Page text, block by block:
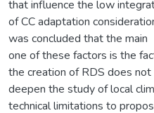
that influence the low
of CC adaptation
was concluded that the main
one of these factors is the
the creation of RDS does not
deepen the study of local
technical limitations to